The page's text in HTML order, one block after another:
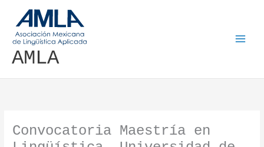
AMLA
Convocatoria Maestría en